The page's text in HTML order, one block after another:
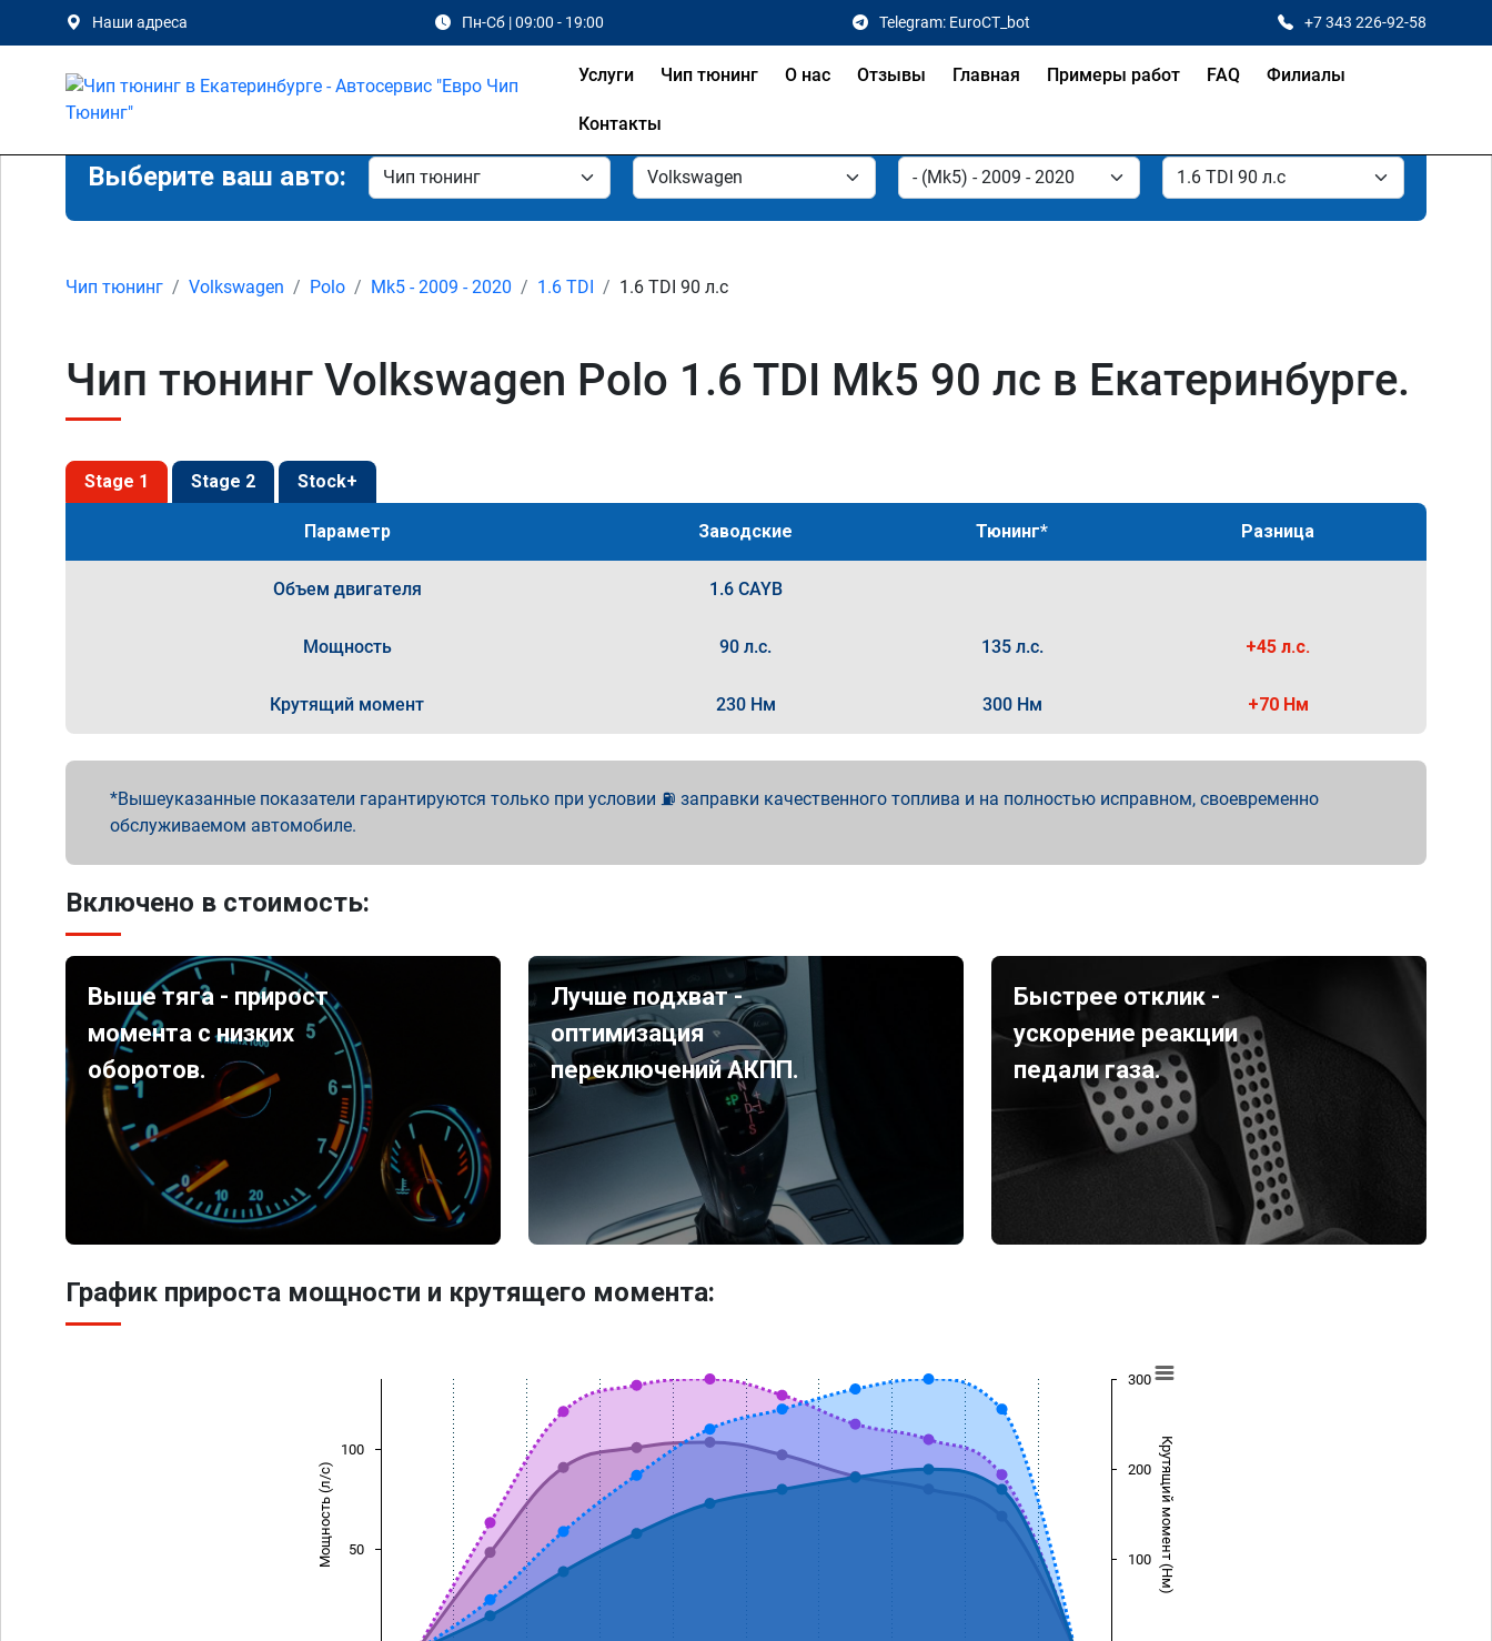
Наши адреса Пн-Сб | 09:00 - 19:00 Telegram: EuroCT_bot +7 343 226-92-58
Услуги Чип тюнинг О нас Отзывы Главная Примеры работ FAQ Филиалы
Контакты
Выберите ваш авто:
Чип тюнинг Volkswagen Polo Mk5 - 2009 - 2020 1.6 TDI 1.6 TDI 90 л.с
Чип тюнинг Volkswagen Polo 1.6 TDI Mk5 90 лс в Екатеринбурге.
Stage 1 Stage 2 Stock+
Параметр Заводские Тюнинг* Разница
Объем двигателя 1.6 CAYB
Мощность 90 л.с. 135 л.с. +45 л.с.
Крутящий момент 230 Нм 300 Нм +70 Нм
Вышеуказанные показатели гарантируются только при условии ⛽ заправки качественного топлива и на полностью исправном, своевременно
обслуживаемом автомобиле.
Включено в стоимость:
Выше тяга - прирост
момента с низких
оборотов.
Лучше подхват -
оптимизация
переключений АКПП.
Быстрее отклик -
ускорение реакции
педали газа.
График прироста мощности и крутящего момента:
Мощность (л/с) Крутящий момент (Нм)
50
100
100
200
300